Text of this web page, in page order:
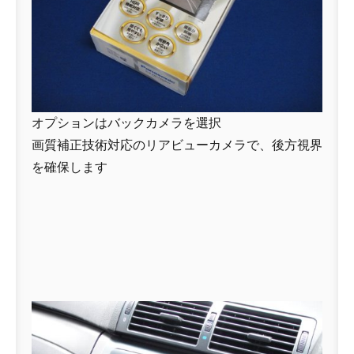
オプションはバックカメラを選択
画質補正技術対応のリアビューカメラで、後方視界
を確保します